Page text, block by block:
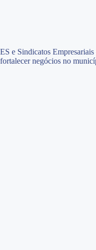
e Sindicatos Empresariais
negócios no